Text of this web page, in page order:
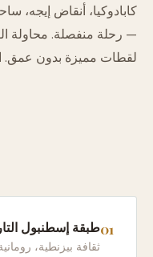
كابادوكيا، أنقاض إيجه،
— رحلة منفصلة. محاولة
لقطات مميزة بدون عمق.
طبقة إسطنبول
ثقافة بيزنطية،